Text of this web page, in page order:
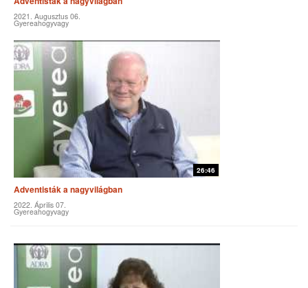
2021. Augusztus 06.
Gyereahogyvagy
26:46
Adventisták a nagyvilágban
2022. Április 07.
Gyereahogyvagy